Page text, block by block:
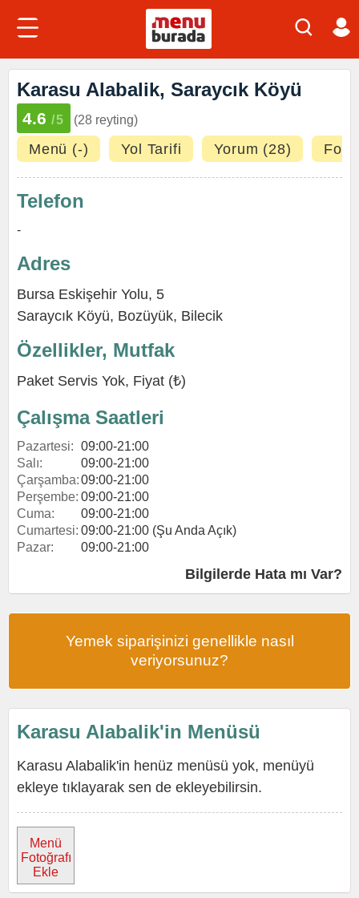
Karasu Alabalik, Saraycık Köyü
4.6 /5 (28 reyting)
Menü (-) Yol Tarifi Yorum (28)
Telefon
-
Adres
Bursa Eskişehir Yolu, 5
Saraycık Köyü, Bozüyük, Bilecik
Özellikler, Mutfak
Paket Servis Yok, Fiyat (₺)
Çalışma Saatleri
Pazartesi: 09:00-21:00
Salı:
09:00-21:00
Çarşamba:09:00-21:00
Perşembe: 09:00-21:00
Cuma:
09:00-21:00
Cumartesi: 09:00-21:00 (Şu Anda Açık)
Pazar:
09:00-21:00
Bilgilerde Hata mı Var?
Yemek siparişinizi genellikle nasıl
veriyorsunuz?
Karasu Alabalik'in Menüsü
Karasu Alabalik'in henüz menüsü yok, menüyü
ekleye tıklayarak sen de ekleyebilirsin.
Menü
Fotoğrafı
Ekle